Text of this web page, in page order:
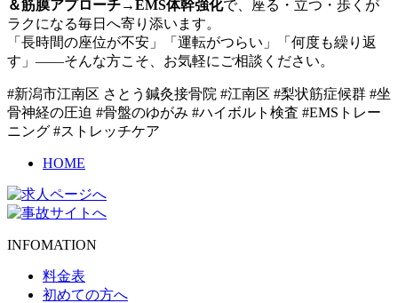
＆筋膜アプローチ→EMS体幹強化で、座る・立つ・歩くが
ラクになる毎日へ寄り添います。
「長時間の座位が不安」「運転がつらい」「何度も繰り返
す」――そんな方こそ、お気軽にご相談ください。
#新潟市江南区 さとう鍼灸接骨院 #江南区 #梨状筋症候群 #坐
骨神経の圧迫 #骨盤のゆがみ #ハイボルト検査 #EMSトレー
ニング #ストレッチケア
HOME
INFOMATION
料金表
初めての方へ